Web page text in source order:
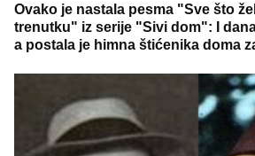
Ovako je nastala pesma "Sve što
trenutku" iz serije "Sivi dom": I
a postala je himna štićenika doma